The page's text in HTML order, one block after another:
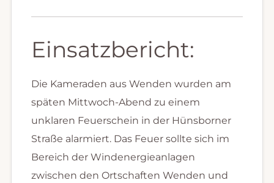
Einsatzbericht:
Die Kameraden aus Wenden wurden am
späten Mittwoch-Abend zu einem
unklaren Feuerschein in der Hünsborner
Straße alarmiert. Das Feuer sollte sich im
Bereich der Windenergieanlagen
zwischen den Ortschaften Wenden und